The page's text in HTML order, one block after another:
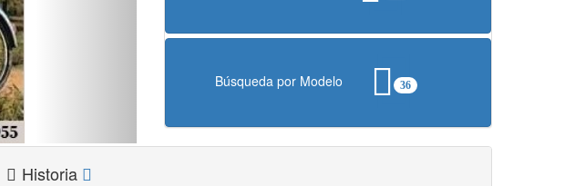
Búsqueda por Modelo 36
Historia